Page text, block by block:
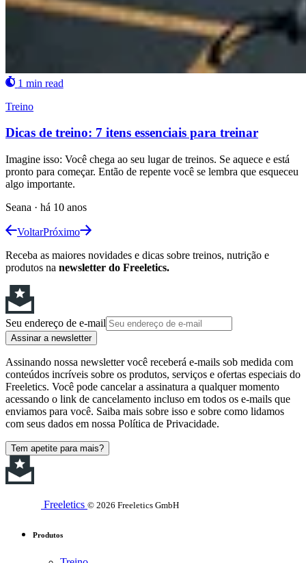
1 min read
Treino
Dicas de treino: 7 itens essenciais para treinar
Imagine isso: Você chega ao seu lugar de treinos. Se aquece e está
pronto para começar. Então de repente você se lembra que esqueceu
algo importante.
Seana · há 10 anos
VoltarPróximo
Receba as maiores novidades e dicas sobre treinos, nutrição e
produtos na newsletter do Freeletics.
Seu endereço de e-mail
Assinar a newsletter
Assinando nossa newsletter você receberá e-mails sob medida com
conteúdos incríveis sobre os produtos, serviços e ofertas especiais do
Freeletics. Você pode cancelar a assinatura a qualquer momento
acessando o link de cancelamento incluso em todos os e-mails que
enviamos para você. Saiba mais sobre isso e sobre como lidamos
com seus dados em nossa Política de Privacidade.
Tem apetite para mais?
Freeletics © 2026 Freeletics GmbH
Produtos